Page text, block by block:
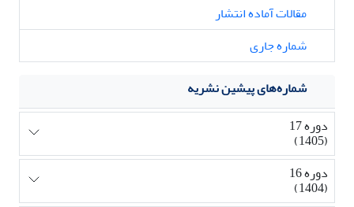
مقالات آماده انتشار
شماره جاری
شماره‌های پیشین نشریه
دوره 17
(1405)
دوره 16
(1404)